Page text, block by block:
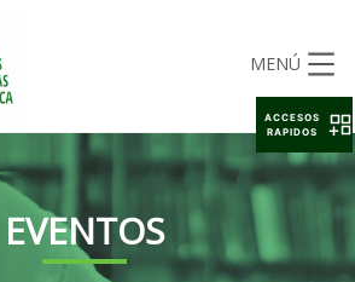
MENÚ
EVENTOS
ACCESOS
RAPIDOS